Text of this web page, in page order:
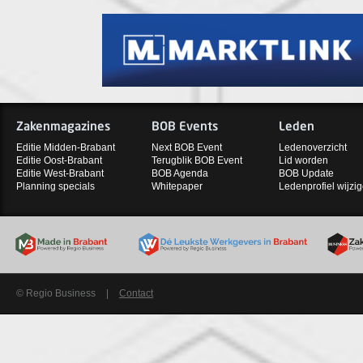
Zakenmagazines
Editie Midden-Brabant
Editie Oost-Brabant
Editie West-Brabant
Planning specials
BOB Events
Next BOB Event
Terugblik BOB Event
BOB Agenda
Whitepaper
Leden
Ledenoverzicht
Lid worden
BOB Update
Ledenprofiel
© Regio Business Contact